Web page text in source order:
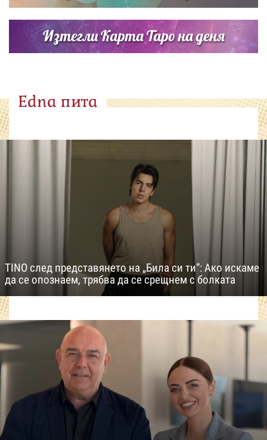
Изтегли Карта Таро на деня
Edna пита
TINO след представянето на „Била си ти“: Ако искаме
да се опознаем, трябва да се срещнем с болката